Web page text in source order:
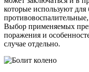
которые используют
Выбор применяемых
поражения и
случае отдельно.